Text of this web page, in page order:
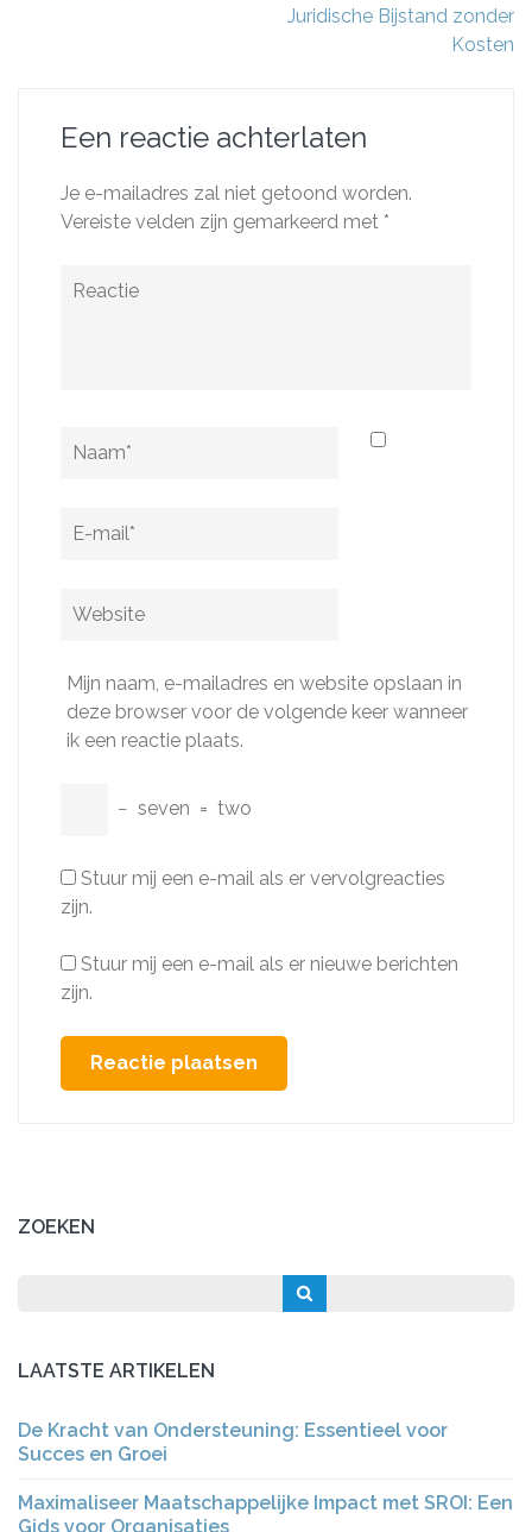
Juridische Bijstand zonder
Kosten
Een reactie achterlaten
Je e-mailadres zal niet getoond worden.
Vereiste velden zijn gemarkeerd met *
Reactie
Naam
E-
Website
Mijn naam, e-mailadres en website opslaan in
deze browser voor de volgende keer wanneer
ik een reactie plaats.
− seven = two
Stuur mij een e-mail als er vervolgreacties
zijn.
Stuur mij een e-mail als er nieuwe berichten
zijn.
ZOEKEN
LAATSTE ARTIKELEN
De Kracht van Ondersteuning: Essentieel voor
Succes en Groei
Maximaliseer Maatschappelijke Impact met SROI: Een
Gids voor Organisaties